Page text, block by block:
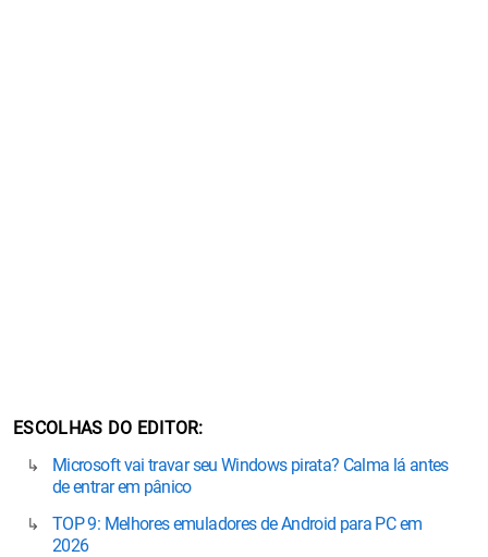
ESCOLHAS DO EDITOR
Microsoft vai travar seu Windows pirata? Calma lá antes
de entrar em pânico
TOP 9: Melhores emuladores de Android para PC em
2026